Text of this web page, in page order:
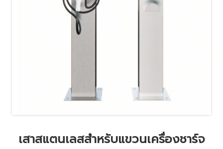
เสาสแตนเลสสำหรับแขวนเครื่องชาร์จ